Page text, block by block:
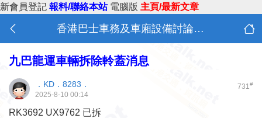
新會員登記 報料/聯絡本站 電腦版 主頁/最新文章
香港巴士車務及車廂設備討論 (B0)
九巴龍運車輛拆除軨蓋消息
731#
．KD．8283．
2025-8-10 00:14
RK3692 UX9762 已拆